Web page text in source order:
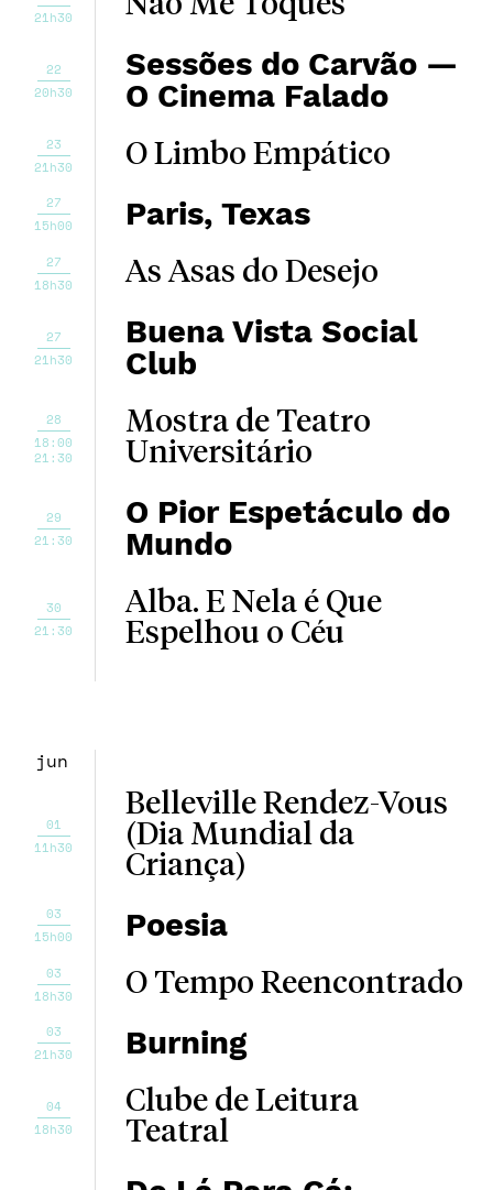
21h30
22
20h30
Sessões do Carvão —
O Cinema Falado
23
21h30
O Limbo Empático
27
15h00
Paris, Texas
27
18h30
As Asas do Desejo
27
21h30
Buena Vista Social
Club
28
18:00
21:30
Mostra de Teatro
Universitário
29
21:30
O Pior Espetáculo do
Mundo
30
21:30
Alba. E Nela é Que
Espelhou o Céu
jun
01
11h30
Belleville Rendez-Vous
(Dia Mundial da
Criança)
03
15h00
Poesia
03
18h30
O Tempo Reencontrado
03
21h30
Burning
04
18h30
Clube de Leitura
Teatral